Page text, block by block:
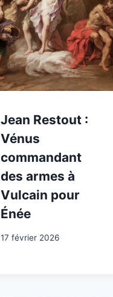
Jean Restout :
Vénus
commandant
des armes à
Vulcain pour
Énée
17 février 2026